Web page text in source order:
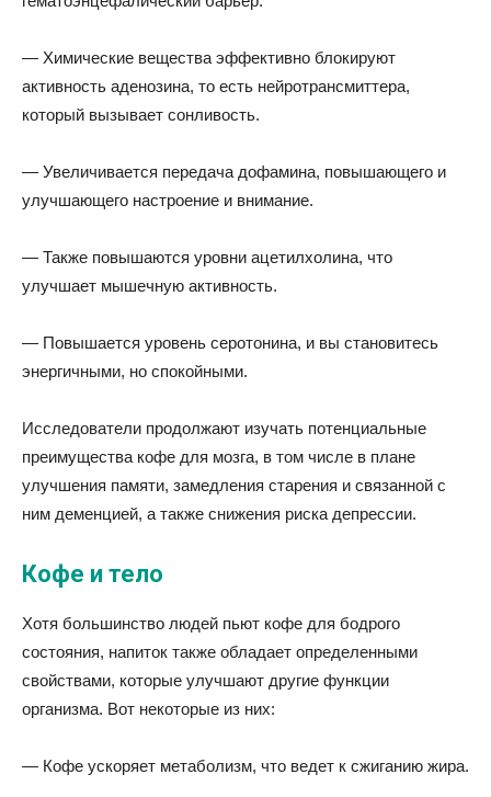
— Химические вещества эффективно блокируют
активность аденозина, то есть нейротрансмиттера,
который вызывает сонливость.
— Увеличивается передача дофамина, повышающего и
улучшающего настроение и внимание.
— Также повышаются уровни ацетилхолина, что
улучшает мышечную активность.
— Повышается уровень серотонина, и вы становитесь
энергичными, но спокойными.
Исследователи продолжают изучать потенциальные
преимущества кофе для мозга, в том числе в плане
улучшения памяти, замедления старения и связанной с
ним деменцией, а также снижения риска депрессии.
Кофе и тело
Хотя большинство людей пьют кофе для бодрого
состояния, напиток также обладает определенными
свойствами, которые улучшают другие функции
организма. Вот некоторые из них:
— Кофе ускоряет метаболизм, что ведет к сжиганию жира.